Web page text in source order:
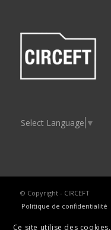
Select Language ▼
© Copyright - CIRCEFT
Politique de confidentialité
Ce site utilise des